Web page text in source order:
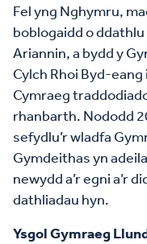
Fel yng Nghymru,
boblogaidd o
Ariannin, a bydd y
Cylch Rhoi Byd-
Cymraeg
rhanbarth. Nododd
sefydlu’r wladfa
Gymdeithas yn
newydd a’r egni a’r
dathliadau hyn.
Ysgol Gymraeg